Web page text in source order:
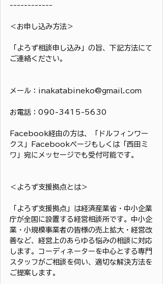
------------
＜お申し込み方法＞
「よろず相談申し込み」の旨、下記方法にて
ご連絡ください。
メール：inakatabineko@gmail.com
お電話：090-3415-5630
Facebook経由の方は、「ドルフィンワー
クス」Facebookページもしくは「西田ミ
ワ」宛にメッセージでも受付可能です。
＜よろず支援拠点とは＞
「よろず支援拠点」は経済産業省・中小企業
庁が全国に設置する経営相談所です。中小企
業・小規模事業者の皆様の売上拡大・経営改
善など、経営上のあらゆる悩みの相談に対応
します。コーディネーターを中心とする専門
スタッフがご相談を伺い、適切な解決方法を
ご提案します。